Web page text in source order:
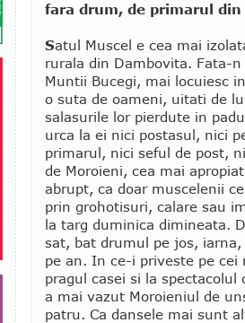
fara drum, de primarul din
Satul Muscel e cea mai
rurala din Dambovita. Fata-
Muntii Bucegi, mai locuiesc
o suta de oameni, uitati de
salasurile lor pierdute in
urca la ei nici postasul, nici
primarul, nici seful de post,
de Moroieni, cea mai
abrupt, ca doar muscelenii
prin grohotisuri, calare sau
la targ duminica dimineata.
sat, bat drumul pe jos,
pe an. In ce-i priveste pe
pragul casei si la
a mai vazut Moroieniul de
patru. Ca dansele mai sunt